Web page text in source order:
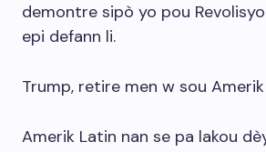
demontre sipò yo pou
epi defann li.
Trump, retire men w sou
Amerik Latin nan se pa lakou